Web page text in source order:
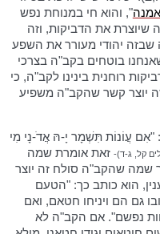
", והוא חי במנוחת נפש
את הדביקות, וזה
שבזה יהודי מעורר את השפע
בוטחים בקב"ה בצרכי
רוחנית בינינו לקב"ה, כי
יוצר קשר שהקב"ה משפיע
עֲוֹנוֹת תִּשְׁמָר יָ-הּ אֲדֹ-נָי מִי
קל, ג-ד)- זאת אומרת שמה
שמה שהקב"ה סולח זה יוצר
הוא כותב כך: "הטעם
גם הם ויניחו חטאם, ואם
נפשם". אם הקב"ה לא